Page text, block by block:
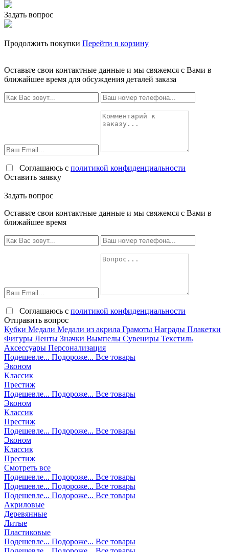
Задать вопрос
Продолжить покупки Перейти в корзину
Оставьте свои контактные данные и мы свяжемся с Вами в
ближайшее время для обсуждения деталей заказа
Соглашаюсь с политикой конфиденциальности
Оставить заявку
Задать вопрос
Оставьте свои контактные данные и мы свяжемся с Вами в
ближайшее время
Соглашаюсь с политикой конфиденциальности
Отправить вопрос
Кубки Медали Медали из акрила Грамоты Награды Плакетки
Фигуры Ленты Значки Вымпелы Сувениры Текстиль
Аксессуары Персонализация
Подешевле... Подороже... Все товары
Эконом
Классик
Престиж
Подешевле... Подороже... Все товары
Эконом
Классик
Престиж
Подешевле... Подороже... Все товары
Эконом
Классик
Престиж
Смотреть все
Подешевле... Подороже... Все товары
Подешевле... Подороже... Все товары
Подешевле... Подороже... Все товары
Акриловые
Деревянные
Литые
Пластиковые
Подешевле... Подороже... Все товары